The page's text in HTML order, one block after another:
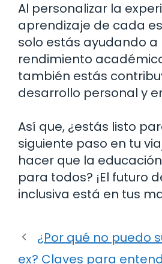
Al personalizar la
aprendizaje de cada
solo estás ayudando a
rendimiento
también estás
desarrollo personal y
Así que, ¿estás listo
siguiente paso en tu
hacer que la
para todos? ¡El futuro
inclusiva está en tus
¿Por qué no puedo
ex? Claves para